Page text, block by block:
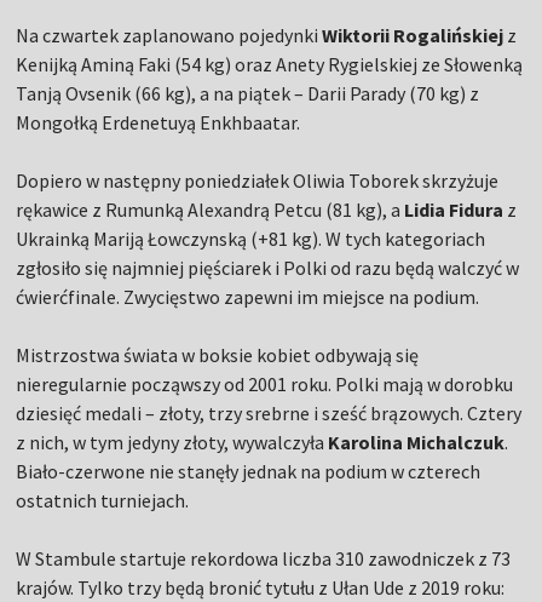
Na czwartek zaplanowano pojedynkiWiktorii Rogalińskiej z
Kenijką Aminą Faki (54 kg) oraz Anety Rygielskiej ze Słowenką
Tanją Ovsenik (66 kg), a na piątek – Darii Parady (70 kg) z
Mongołką Erdenetuyą Enkhbaatar.
Dopiero w następny poniedziałek Oliwia Toborek skrzyżuje
rękawice z Rumunką Alexandrą Petcu (81 kg), a Lidia Fidura z
Ukrainką Mariją Łowczynską (+81 kg). W tych kategoriach
zgłosiło się najmniej pięściarek i Polki od razu będą walczyć w
ćwierćfinale. Zwycięstwo zapewni im miejsce na podium.
Mistrzostwa świata w boksie kobiet odbywają się
nieregularnie począwszy od 2001 roku. Polki mają w dorobku
dziesięć medali – złoty, trzy srebrne i sześć brązowych. Cztery
z nich, w tym jedyny złoty, wywalczyła Karolina Michalczuk.
Biało-czerwone nie stanęły jednak na podium w czterech
ostatnich turniejach.
W Stambule startuje rekordowa liczba 310 zawodniczek z 73
krajów. Tylko trzy będą bronić tytułu z Ułan Ude z 2019 roku: